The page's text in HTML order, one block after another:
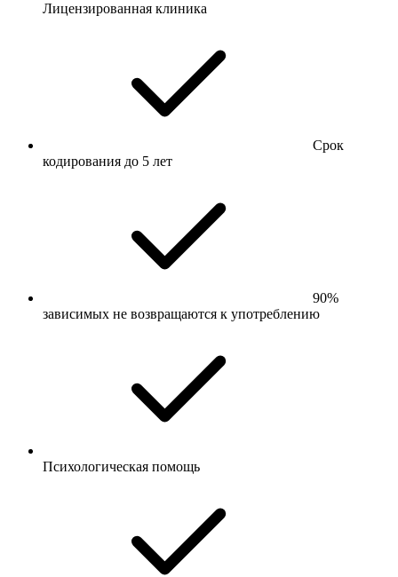
Лицензированная клиника
Срок
кодирования до 5 лет
90%
зависимых не возвращаются к употреблению
Психологическая помощь